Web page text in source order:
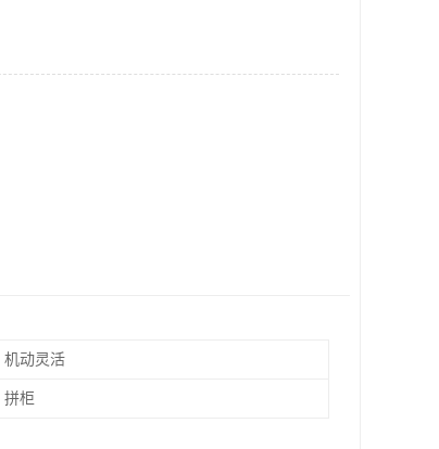
机动灵活
拼柜